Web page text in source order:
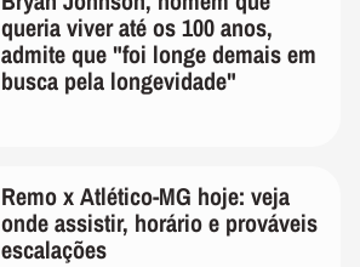
queria viver até os 100 anos,
admite que "foi longe demais em
busca pela longevidade"
Remo x Atlético-MG hoje: veja
onde assistir, horário e prováveis
escalações